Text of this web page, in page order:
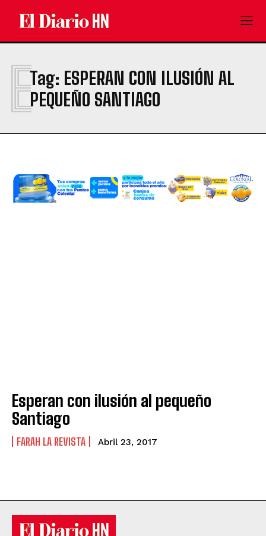
Tag: ESPERAN CON ILUSIÓN AL
PEQUEÑO SANTIAGO
E
Esperan con ilusión al pequeño
Santiago
FARAH LA REVISTA Abril 23, 2017